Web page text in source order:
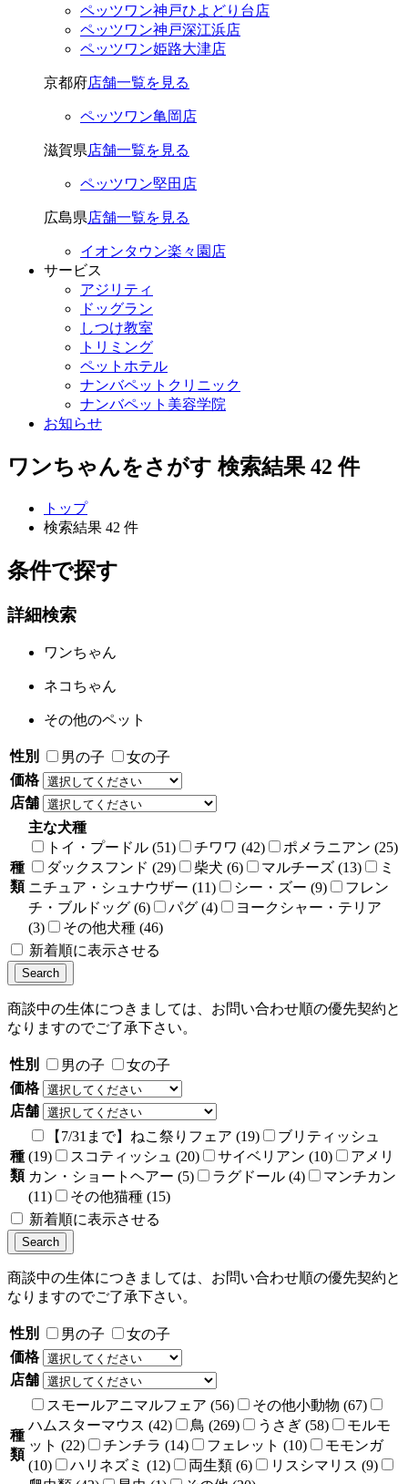
ペッツワン神戸ひよどり台店
ペッツワン神戸深江浜店
ペッツワン姫路大津店
京都府店舗一覧を見る
ペッツワン亀岡店
滋賀県店舗一覧を見る
ペッツワン堅田店
広島県店舗一覧を見る
イオンタウン楽々園店
サービス
アジリティ
ドッグラン
しつけ教室
トリミング
ペットホテル
ナンバペットクリニック
ナンバペット美容学院
お知らせ
ワンちゃんをさがす 検索結果 42 件
トップ
検索結果 42 件
条件で探す
詳細検索
ワンちゃん
ネコちゃん
その他のペット
性別 男の子
女の子
価格
店舗
種
類
主な犬種
トイ・プードル (51)
チワワ (42)
ポメラニアン (25)
ダックスフンド (29)
柴犬 (6) マルチーズ (13)
ミ
ニチュア・シュナウザー (11)
シー・ズー (9)
フレン
チ・ブルドッグ (6)
パグ (4)
ヨークシャー・テリア
(3)
その他犬種 (46)
新着順に表示させる
商談中の生体につきましては、お問い合わせ順の優先契約と
なりますのでご了承下さい。
性別 男の子
女の子
価格
店舗
種
類
【7/31まで】ねこ祭りフェア (19)
ブリティッシュ
(19)
スコティッシュ (20) サイベリアン (10)
アメリ
カン・ショートヘアー (5)
ラグドール (4)
マンチカン
(11)
その他猫種 (15)
新着順に表示させる
商談中の生体につきましては、お問い合わせ順の優先契約と
なりますのでご了承下さい。
性別 男の子
女の子
価格
店舗
種
類
スモールアニマルフェア (56)
その他小動物 (67)
ハムスターマウス (42)
鳥 (269) うさぎ (58)
モルモ
ット (22)
チンチラ (14) フェレット (10)
モモンガ
(10)
ハリネズミ (12) 両生類 (6)
リスシマリス (9)